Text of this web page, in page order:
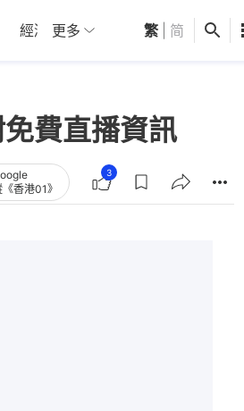
經濟 01深圳 觀點 健康
更多 繁 简
費直播資訊
香港01》
3